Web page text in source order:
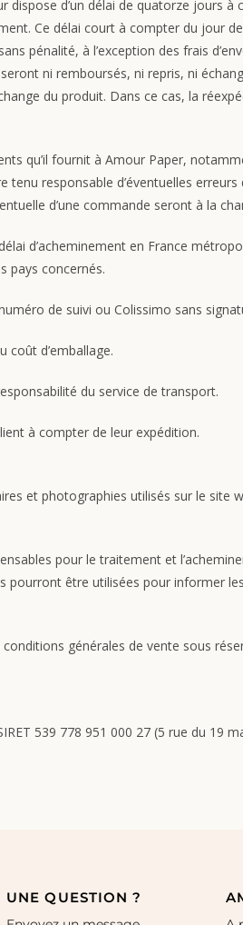
dispose d’un délai de quatorze
Ce délai court à compter du jour
pénalité, à l’exception des frais
ni remboursés, ni repris, ni
du produit. Dans ce cas, la
qu’il fournit à Amour Paper,
responsable d’éventuelles
d’une commande seront à la
d’acheminement en France
pays concernés.
de suivi ou Colissimo sans
coût d’emballage.
du service de transport.
à compter de leur expédition.
et photographies utilisés sur le site
pour le traitement et
pourront être utilisées pour informer
générales de vente sous
539 778 951 000 27 (5 rue du 19
UNE QUESTION ?